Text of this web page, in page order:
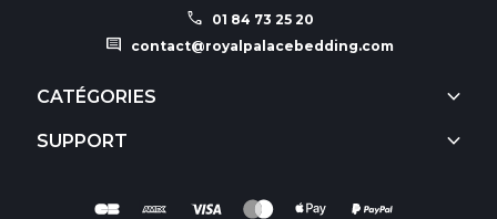
call 01 84 73 25 20
comment contact@royalpalacebedding.com
CATÉGORIES keyboard_arrow_down
SUPPORT keyboard_arrow_down